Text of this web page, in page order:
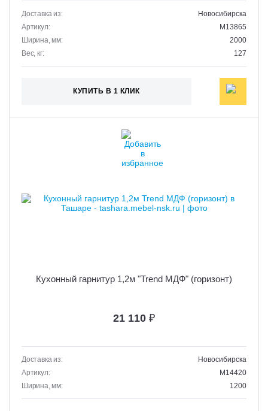
Доставка из:
Новосибирска
Артикул:
M13865
Ширина, мм:
2000
Вес, кг:
127
КУПИТЬ В 1 КЛИК
Кухонный гарнитур 1,2м "Trend МДФ" (горизонт)
21 110 ₽
Доставка из:
Новосибирска
Артикул:
M14420
Ширина, мм:
1200